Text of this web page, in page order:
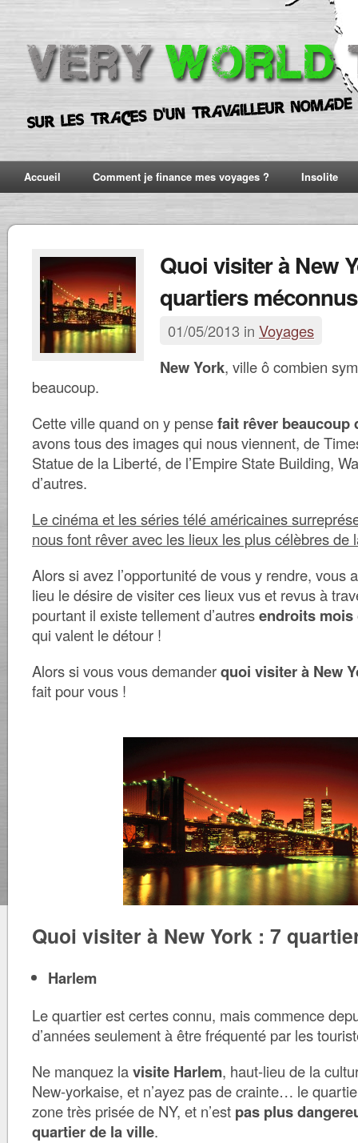
Accueil Comment je finance mes voyages ? Insolite
Quoi visiter à New
quartiers méconnus
01/05/2013 in Voyages
New York, ville ô combien
beaucoup.
Cette ville quand on y pensefait rêver beaucoup
avons tous des images qui nous viennent, de
Statue de la Liberté, de l’Empire State Building,
d’autres.
Le cinéma et les séries télé américaines
nous font rêver avec les lieux les plus célèbres de
Alors si avez l’opportunité de vous y rendre, vous
lieu le désire de visiter ces lieux vus et revus à
pourtant il existe tellement d’autresendroits mois
qui valent le détour !
Alors si vous vous demanderquoi visiter à New
fait pour vous !
Quoi visiter à New York : 7
Harlem
Le quartier est certes connu, mais commence
d’années seulement à être fréquenté par les
Ne manquez lavisite Harlem, haut-lieu de la
New-yorkaise, et n’ayez pas de crainte… le
zone très prisée de NY, et n’est pas plus
quartier de la ville.